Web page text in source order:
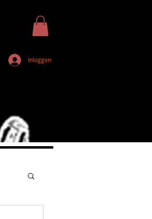
Inloggen